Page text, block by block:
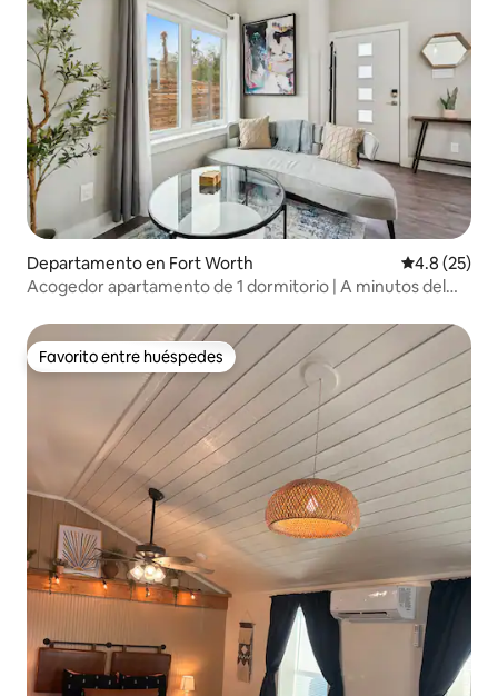
Departamento en Fort Worth Calificación
4.8 (25)
Acogedor apartamento de 1 dormitorio | A minutos del
Favorito entre huéspedes
Favorito entre huéspedes